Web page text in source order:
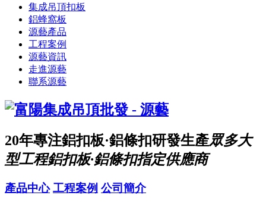
集成吊頂扣板
鋁蜂窩板
源藝產品
工程案例
源藝資訊
走進源藝
聯系源藝
20年專注鋁扣板·鋁條扣研發生產眾多大
型工程鋁扣板·鋁條扣指定供應商
產品中心 工程案例 公司簡介